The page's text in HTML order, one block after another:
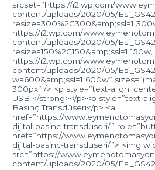
srcset=”https://i2.wp.com/
content/uploads/2020/05/
resize=300%2C300&amp;ssl=1
https://i2.wp.com/
content/uploads/2020/05/
resize=150%2C150&amp;ssl=1 150w,
https://i2.wp.com/
content/uploads/2020/05/
w=600&amp;ssl=1 600w”
300px” /> <p style=”text-align:
USB </strong></p><p style=”text-
Basınç Transdüseri</p> <a
href=”https://
dijital-basinc-transduseri/”
href=”https://
dijital-basinc-transduseri/”> <img
src=”https://
content/uploads/2020/05/